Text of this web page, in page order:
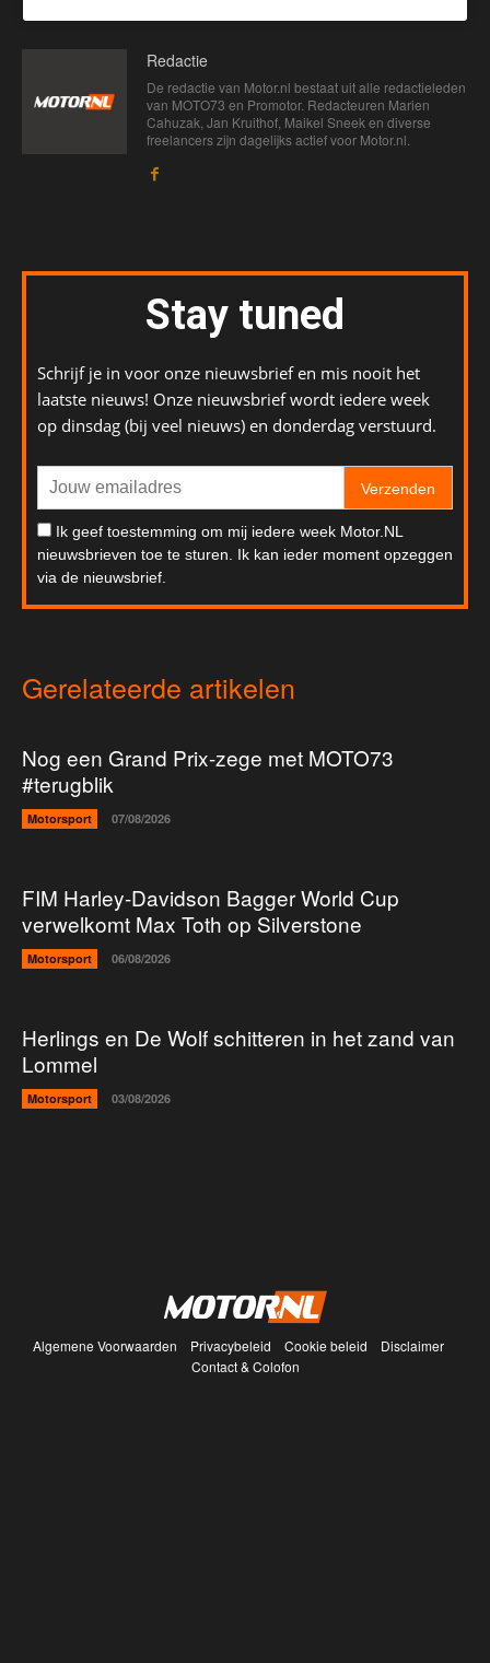
Redactie
De redactie van Motor.nl bestaat uit alle redactieleden
van MOTO73 en Promotor. Redacteuren Marien
Cahuzak, Jan Kruithof, Maikel Sneek en diverse
freelancers zijn dagelijks actief voor Motor.nl.
Stay tuned
Schrijf je in voor onze nieuwsbrief en mis nooit het
laatste nieuws! Onze nieuwsbrief wordt iedere week
op dinsdag (bij veel nieuws) en donderdag verstuurd.
Verzenden
Ik geef toestemming om mij iedere week Motor.NL
nieuwsbrieven toe te sturen. Ik kan ieder moment opzeggen
via de nieuwsbrief.
Gerelateerde artikelen
Nog een Grand Prix-zege met MOTO73
#terugblik
Motorsport 07/08/2026
FIM Harley-Davidson Bagger World Cup
verwelkomt Max Toth op Silverstone
Motorsport 06/08/2026
Herlings en De Wolf schitteren in het zand van
Lommel
Motorsport 03/08/2026
Algemene Voorwaarden Privacybeleid Cookie beleid
Disclaimer
Contact & Colofon